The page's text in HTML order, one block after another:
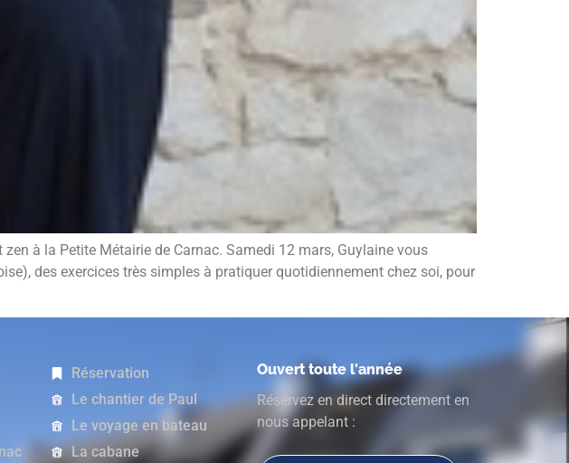
à la Petite Métairie de Carnac. Samedi 12 mars, Guylaine vous
des exercices très simples à pratiquer quotidiennement chez soi, pour
Réservation
Le chantier de Paul
Le voyage en bateau
La cabane
Ouvert toute l'année
Réservez en direct directement en
nous appelant :